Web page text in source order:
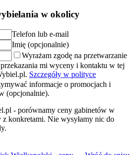
w okolicy
Telefon lub e-mail
Imię (opcjonalnie)
Wyrażam zgodę na przetwarzanie
mi wyceny i kontaktu w tej
Szczegóły w polityce
informacje o promocjach i
(opcjonalnie).
- porównamy ceny gabinetów w
konkretami. Nie wysyłamy nic do